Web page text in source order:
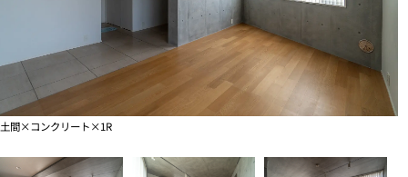
土間×コンクリート×1R